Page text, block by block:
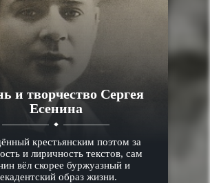
и творчество Сергея
Есенина
крестьянским поэтом за
и лиричность текстов, сам
вёл скорее буржуазный и
образ жизни.